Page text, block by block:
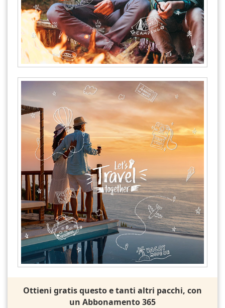
Ottieni gratis questo e tanti altri pacchi, con
un Abbonamento 365